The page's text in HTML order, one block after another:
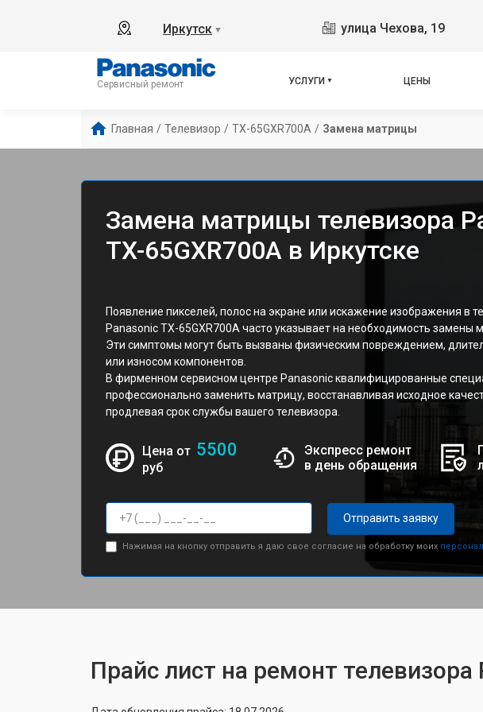
Иркутск ▼ улица Чехова, 19
Сервисный ремонт УСЛУГИ ЦЕНЫ
Главная / Телевизор / TX-65GXR700A / Замена матрицы
Замена матрицы телевизора
TX-65GXR700A в Иркутске
Появление пикселей, полос на экране или искажение изображения в
Panasonic TX-65GXR700A часто указывает на необходимость замены
Эти симптомы могут быть вызваны физическим повреждением,
или износом компонентов.
В фирменном сервисном центре Panasonic квалифицированные
профессионально заменить матрицу, восстанавливая исходное
продлевая срок службы вашего телевизора.
Цена от 5500
руб
Экспресс ремонт
в день обращения
Отправить заявку
Нажимая на кнопку отправить я даю свое согласие на обработку моих
Прайс лист на ремонт телевизора